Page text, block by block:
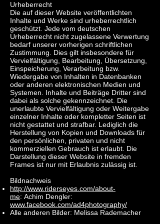
Urheberrecht
Die auf dieser Website veröffentlichten
Inhalte und Werke sind urheberrechtlich
geschützt. Jede vom deutschen
Urheberrecht nicht zugelassene Verwertung
bedarf unserer vorherigen schriftlichen
Zustimmung. Dies gilt insbesondere für
Vervielfältigung, Bearbeitung, Übersetzung,
Einspeicherung, Verarbeitung bzw.
Wiedergabe von Inhalten in Datenbanken
oder anderen elektronischen Medien und
Systemen. Inhalte und Beiträge Dritter sind
dabei als solche gekennzeichnet. Die
unerlaubte Vervielfältigung oder Weitergabe
einzelner Inhalte oder kompletter Seiten ist
nicht gestattet und strafbar. Lediglich die
Herstellung von Kopien und Downloads für
den persönlichen, privaten und nicht
kommerziellen Gebrauch ist erlaubt. Die
Darstellung dieser Website in fremden
Frames ist nur mit Erlaubnis zulässig ist.
Bildnachweis
http://www.riderseyes.com/about-
me: Achim Dengler:
www.facebook.com/ad4photography/
Alle anderen Bilder: Melissa Rademacher